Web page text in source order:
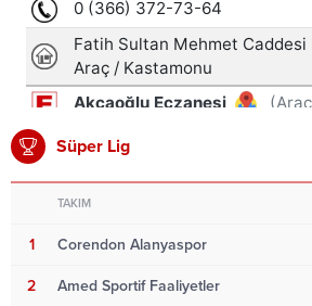
Süper Lig
TAKIM
1 Corendon Alanyaspor
2 Amed Sportif Faaliyetler